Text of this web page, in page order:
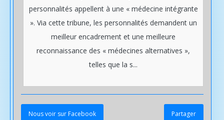
personnalités appellent à une « médecine intégrante
». Via cette tribune, les personnalités demandent un
meilleur encadrement et une meilleure
reconnaissance des « médecines alternatives »,
telles que la s...
Nous voir sur Facebook Partager